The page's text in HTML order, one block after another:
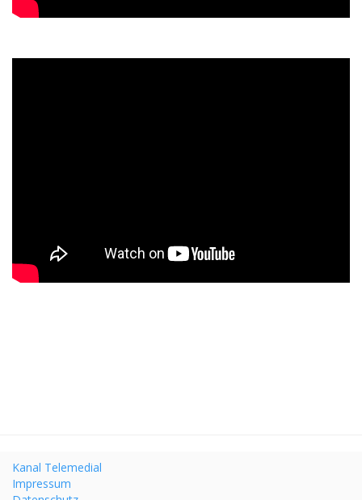
Kanal Telemedial
Impressum